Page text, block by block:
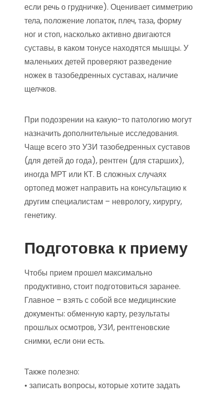
если речь о грудничке). Оценивает симметрию
тела, положение лопаток, плеч, таза, форму
ног и стоп, насколько активно двигаются
суставы, в каком тонусе находятся мышцы. У
маленьких детей проверяют разведение
ножек в тазобедренных суставах, наличие
щелчков.
При подозрении на какую-то патологию могут
назначить дополнительные исследования.
Чаще всего это УЗИ тазобедренных суставов
(для детей до года), рентген (для старших),
иногда МРТ или КТ. В сложных случаях
ортопед может направить на консультацию к
другим специалистам – неврологу, хирургу,
генетику.
Подготовка к приему
Чтобы прием прошел максимально
продуктивно, стоит подготовиться заранее.
Главное – взять с собой все медицинские
документы: обменную карту, результаты
прошлых осмотров, УЗИ, рентгеновские
снимки, если они есть.
Также полезно:
• записать вопросы, которые хотите задать